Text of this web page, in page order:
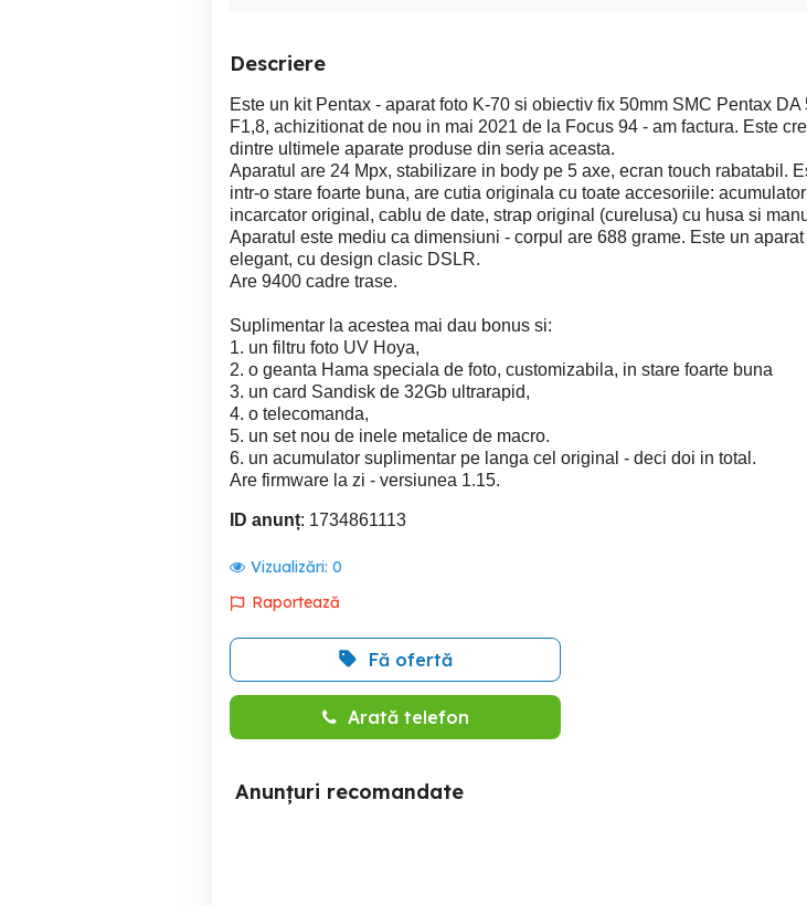
Descriere
Este un kit Pentax - aparat foto K-70 si obiectiv fix 50mm SMC Pentax DA
F1,8, achizitionat de nou in mai 2021 de la Focus 94 - am factura. Este
dintre ultimele aparate produse din seria aceasta.
Aparatul are 24 Mpx, stabilizare in body pe 5 axe, ecran touch rabatabil.
intr-o stare foarte buna, are cutia originala cu toate accesoriile:
incarcator original, cablu de date, strap original (curelusa) cu husa si
Aparatul este mediu ca dimensiuni - corpul are 688 grame. Este un aparat
elegant, cu design clasic DSLR.
Are 9400 cadre trase.
Suplimentar la acestea mai dau bonus si:
1. un filtru foto UV Hoya,
2. o geanta Hama speciala de foto, customizabila, in stare foarte buna
3. un card Sandisk de 32Gb ultrarapid,
4. o telecomanda,
5. un set nou de inele metalice de macro.
6. un acumulator suplimentar pe langa cel original - deci doi in total.
Are firmware la zi - versiunea 1.15.
ID anunț: 1734861113
Vizualizări: 0
Raportează
Fă ofertă
Arată telefon
Anunțuri recomandate